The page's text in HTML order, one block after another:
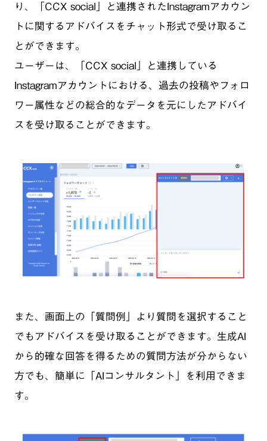
り、「CCX social」と連携されたInstagramアカウン
トに関するアドバイスをチャット形式で受け取るこ
とができます。
ユーザーは、「CCX social」と連携している
Instagramアカウントにおける、過去の投稿やフォロ
ワー属性などの総合的なデータを元にしたアドバイ
スを受け取ることができます。
また、画面上の「質問例」より質問を選択すること
でもアドバイスを受け取ることができます。生成AI
から的確な回答を得るための質問方法が分からない
方でも、簡単に「AIコンサルタント」を利用できま
す。